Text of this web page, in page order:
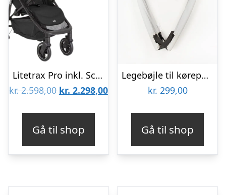
Litetrax Pro inkl. Scandia kørepose
kr.2.598,00 Den
kr. 2.598,00.
kr. 2.298,00Den
kr. 2.298,00.
Gå til shop
Legebøjle til kørepose og lift – grå
kr. 299,00
Gå til shop